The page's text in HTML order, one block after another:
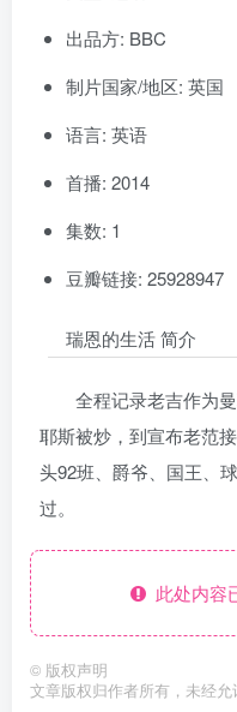
出品方: BBC
制片国家/地区: 英国
语言: 英语
首播: 2014
集数: 1
豆瓣链接:
瑞恩的生活 简介
全程记录老吉作为
耶斯被炒，到宣布老范
头92班、爵爷、国王、
过。
此处内容
© 版权声明
文章版权归作者所有，未经允